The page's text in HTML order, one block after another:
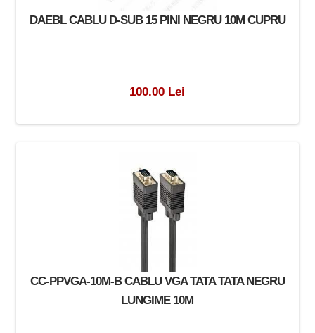
DAEBL CABLU D-SUB 15 PINI NEGRU 10M CUPRU
100.00 Lei
CC-PPVGA-10M-B CABLU VGA TATA TATA NEGRU
LUNGIME 10M